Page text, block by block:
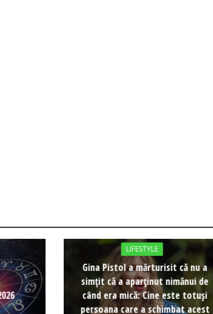
LIFESTYLE
Gina Pistol a mărturisit că nu a
simțit că a aparținut nimănui de
când era mică: Cine este totuși
persoana care a schimbat acest